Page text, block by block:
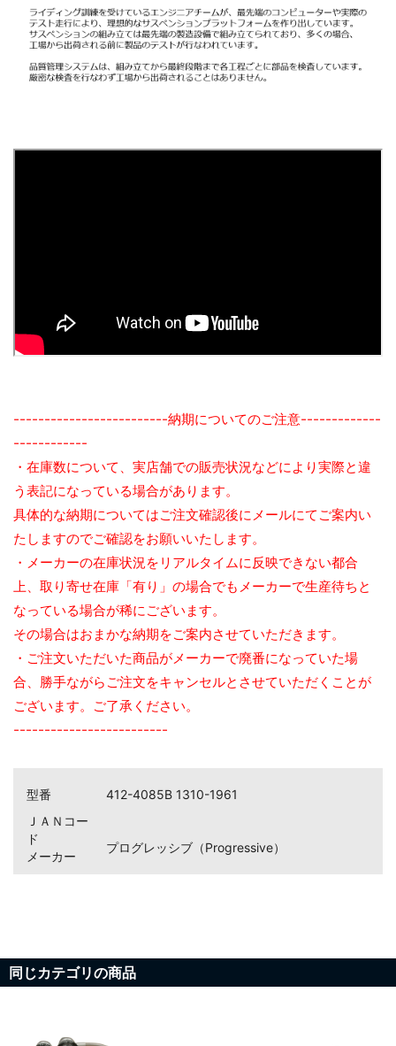
-------------------------納期についてのご注意-------------
------------
・在庫数について、実店舗での販売状況などにより実際と違
う表記になっている場合があります。
具体的な納期についてはご注文確認後にメールにてご案内い
たしますのでご確認をお願いいたします。
・メーカーの在庫状況をリアルタイムに反映できない都合
上、取り寄せ在庫「有り」の場合でもメーカーで生産待ちと
なっている場合が稀にございます。
その場合はおまかな納期をご案内させていただきます。
・ご注文いただいた商品がメーカーで廃番になっていた場
合、勝手ながらご注文をキャンセルとさせていただくことが
ございます。ご了承ください。
-------------------------
型番
412-4085B 1310-1961
ＪＡＮコー
ド
メーカー
プログレッシブ（Progressive）
同じカテゴリの商品